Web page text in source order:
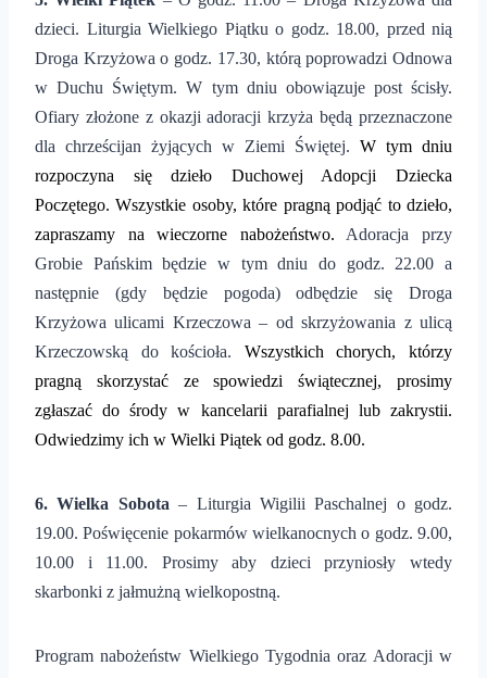
dzieci. Liturgia Wielkiego Piątku o godz. 18.00, przed nią
Droga Krzyżowa o godz. 17.30, którą poprowadzi Odnowa
w Duchu Świętym. W tym dniu obowiązuje post ścisły.
Ofiary złożone z okazji adoracji krzyża będą przeznaczone
dla chrześcijan żyjących w Ziemi Świętej. W tym dniu
rozpoczyna się dzieło Duchowej Adopcji Dziecka
Poczętego. Wszystkie osoby, które pragną podjąć to dzieło,
zapraszamy nawieczorne nabożeństwo. Adoracja przy
Grobie Pańskim będzie w tym dniu do godz. 22.00 a
następnie (gdy będzie pogoda) odbędzie się Droga
Krzyżowa ulicami Krzeczowa – od skrzyżowania z ulicą
Krzeczowską do kościoła. Wszystkich chorych, którzy
pragną skorzystać ze spowiedziświątecznej, prosimy
zgłaszać do środy w kancelarii parafialnej lub zakrystii.
Odwiedzimy ich w Wielki Piątek od godz. 8.00.
6. Wielka Sobota – Liturgia Wigilii Paschalnej o godz.
19.00. Poświęcenie pokarmów wielkanocnych o godz. 9.00,
10.00 i 11.00. Prosimy aby dzieci przyniosły wtedy
skarbonki z jałmużną wielkopostną.
Program nabożeństw Wielkiego Tygodnia oraz Adoracji w